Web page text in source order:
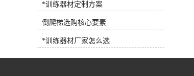
业一线，深切体会到不同用户群体对
于器材功能性与安全性的双重诉求。
公司推出的三人协作攀登架，正是顺
应这一市场趋势，结合多年的生产经
验与人体工学原理，精心打造的一款
团队协作型训练设备。这款产品不仅
*训练器材定制方案
倒爬梯选购核心要素
*训练器材厂家怎么选